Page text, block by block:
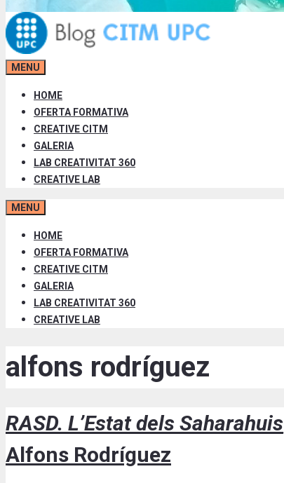
MENU
HOME
OFERTA FORMATIVA
CREATIVE CITM
GALERIA
LAB CREATIVITAT 360
CREATIVE LAB
MENU
HOME
OFERTA FORMATIVA
CREATIVE CITM
GALERIA
LAB CREATIVITAT 360
CREATIVE LAB
alfons rodríguez
RASD. L’Estat dels Saharahuis
Alfons Rodríguez